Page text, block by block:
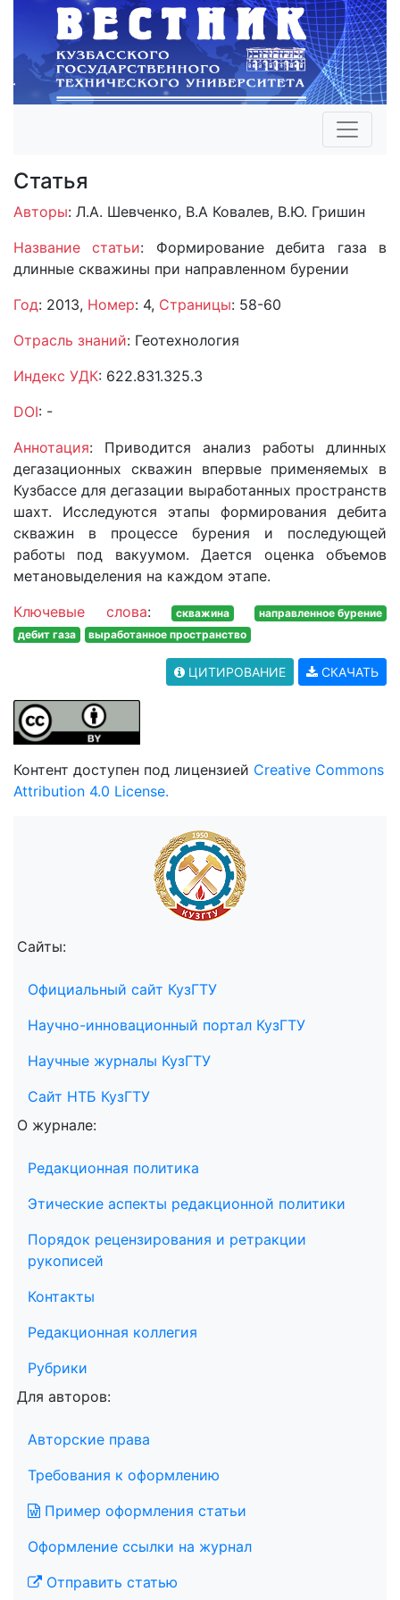
Статья
Авторы: Л.А. Шевченко, В.А Ковалев, В.Ю. Гришин
Название статьи: Формирование дебита газа в
длинные скважины при направленном бурении
Год: 2013, Номер: 4, Страницы: 58-60
Отрасль знаний: Геотехнология
Индекс УДК: 622.831.325.3
DOI: -
Аннотация: Приводится анализ работы длинных
дегазационных скважин впервые применяемых в
Кузбассе для дегазации выработанных пространств
шахт. Исследуются этапы формирования дебита
скважин в процессе бурения и последующей
работы под вакуумом. Дается оценка объемов
метановыделения на каждом этапе.
Ключевые слова: скважина
направленное бурение
дебит газа
выработанное пространство
ЦИТИРОВАНИЕ СКАЧАТЬ
Контент доступен под лицензией Creative Commons
Attribution 4.0 License.
Сайты:
Официальный сайт КузГТУ
Научно-инновационный портал КузГТУ
Научные журналы КузГТУ
Сайт НТБ КузГТУ
О журнале:
Редакционная политика
Этические аспекты редакционной политики
Порядок рецензирования и ретракции
рукописей
Контакты
Редакционная коллегия
Рубрики
Для авторов:
Авторские права
Требования к оформлению
Пример оформления статьи
Оформление ссылки на журнал
Отправить статью